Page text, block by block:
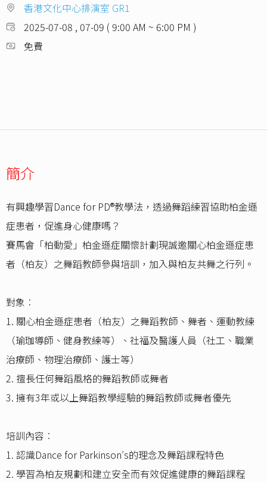
香港文化中心排演室 GR1
2025-07-08 , 07-09 ( 9:00 AM ~ 6:00 PM )
免費
簡介
有興趣學習Dance for PD®教學法，透過舞蹈練習協助柏金遜
症患者，促進身心健康嗎？
賽馬會「柏動愛」柏金遜症關懷計劃現誠邀關心柏金遜症患
者（柏友）之舞蹈教師參與培訓，加入與柏友共舞之行列。
對象︰
1. 關心柏金遜症患者（柏友）之舞蹈教師、舞者、運動教練
（瑜珈導師、健身教練等）、社福及醫護人員（社工、職業
治療師、物理治療師、護士等）
2. 擅長任何舞蹈風格的舞蹈教師或舞者
3. 擁有3年或以上舞蹈教學經驗的舞蹈教師或舞者優先
培訓內容︰
1. 認識Dance for Parkinson′s的理念及舞蹈課程特色
2. 學習為柏友規劃和建立安全而有效促進健康的舞蹈課程